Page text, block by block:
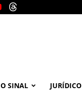
O SINAL JURÍDICO